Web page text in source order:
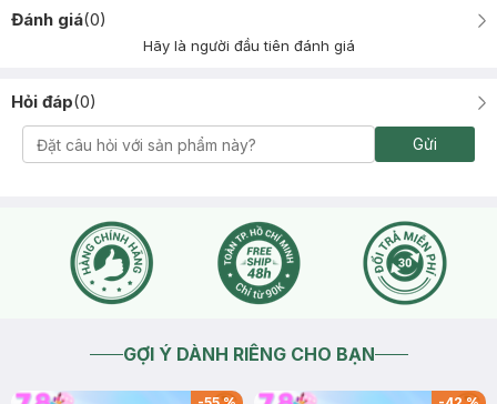
Đánh giá(0)
Hãy là người đầu tiên đánh giá
Hỏi đáp(0)
Gửi
GỢI Ý DÀNH RIÊNG CHO BẠN